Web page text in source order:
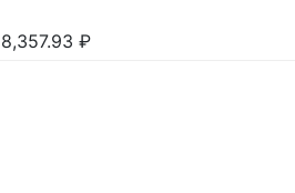
8,357.93 ₽